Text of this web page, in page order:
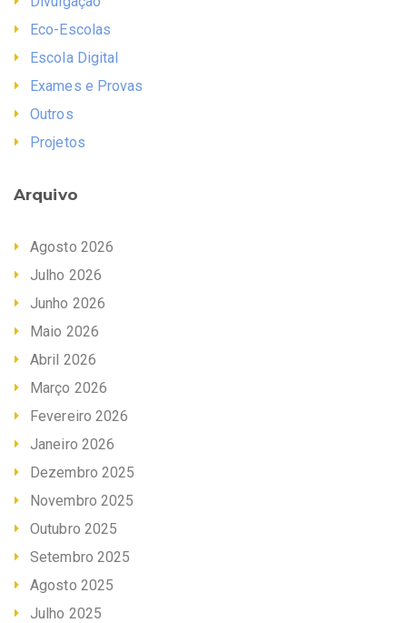
Eco-Escolas
Escola Digital
Exames e Provas
Outros
Projetos
Arquivo
Agosto 2026
Julho 2026
Junho 2026
Maio 2026
Abril 2026
Março 2026
Fevereiro 2026
Janeiro 2026
Dezembro 2025
Novembro 2025
Outubro 2025
Setembro 2025
Agosto 2025
Julho 2025